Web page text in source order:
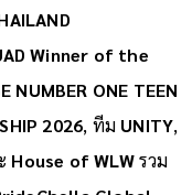
Winner of the
ONE TEEN
2026, ทีม UNITY,
House of WLWรวม